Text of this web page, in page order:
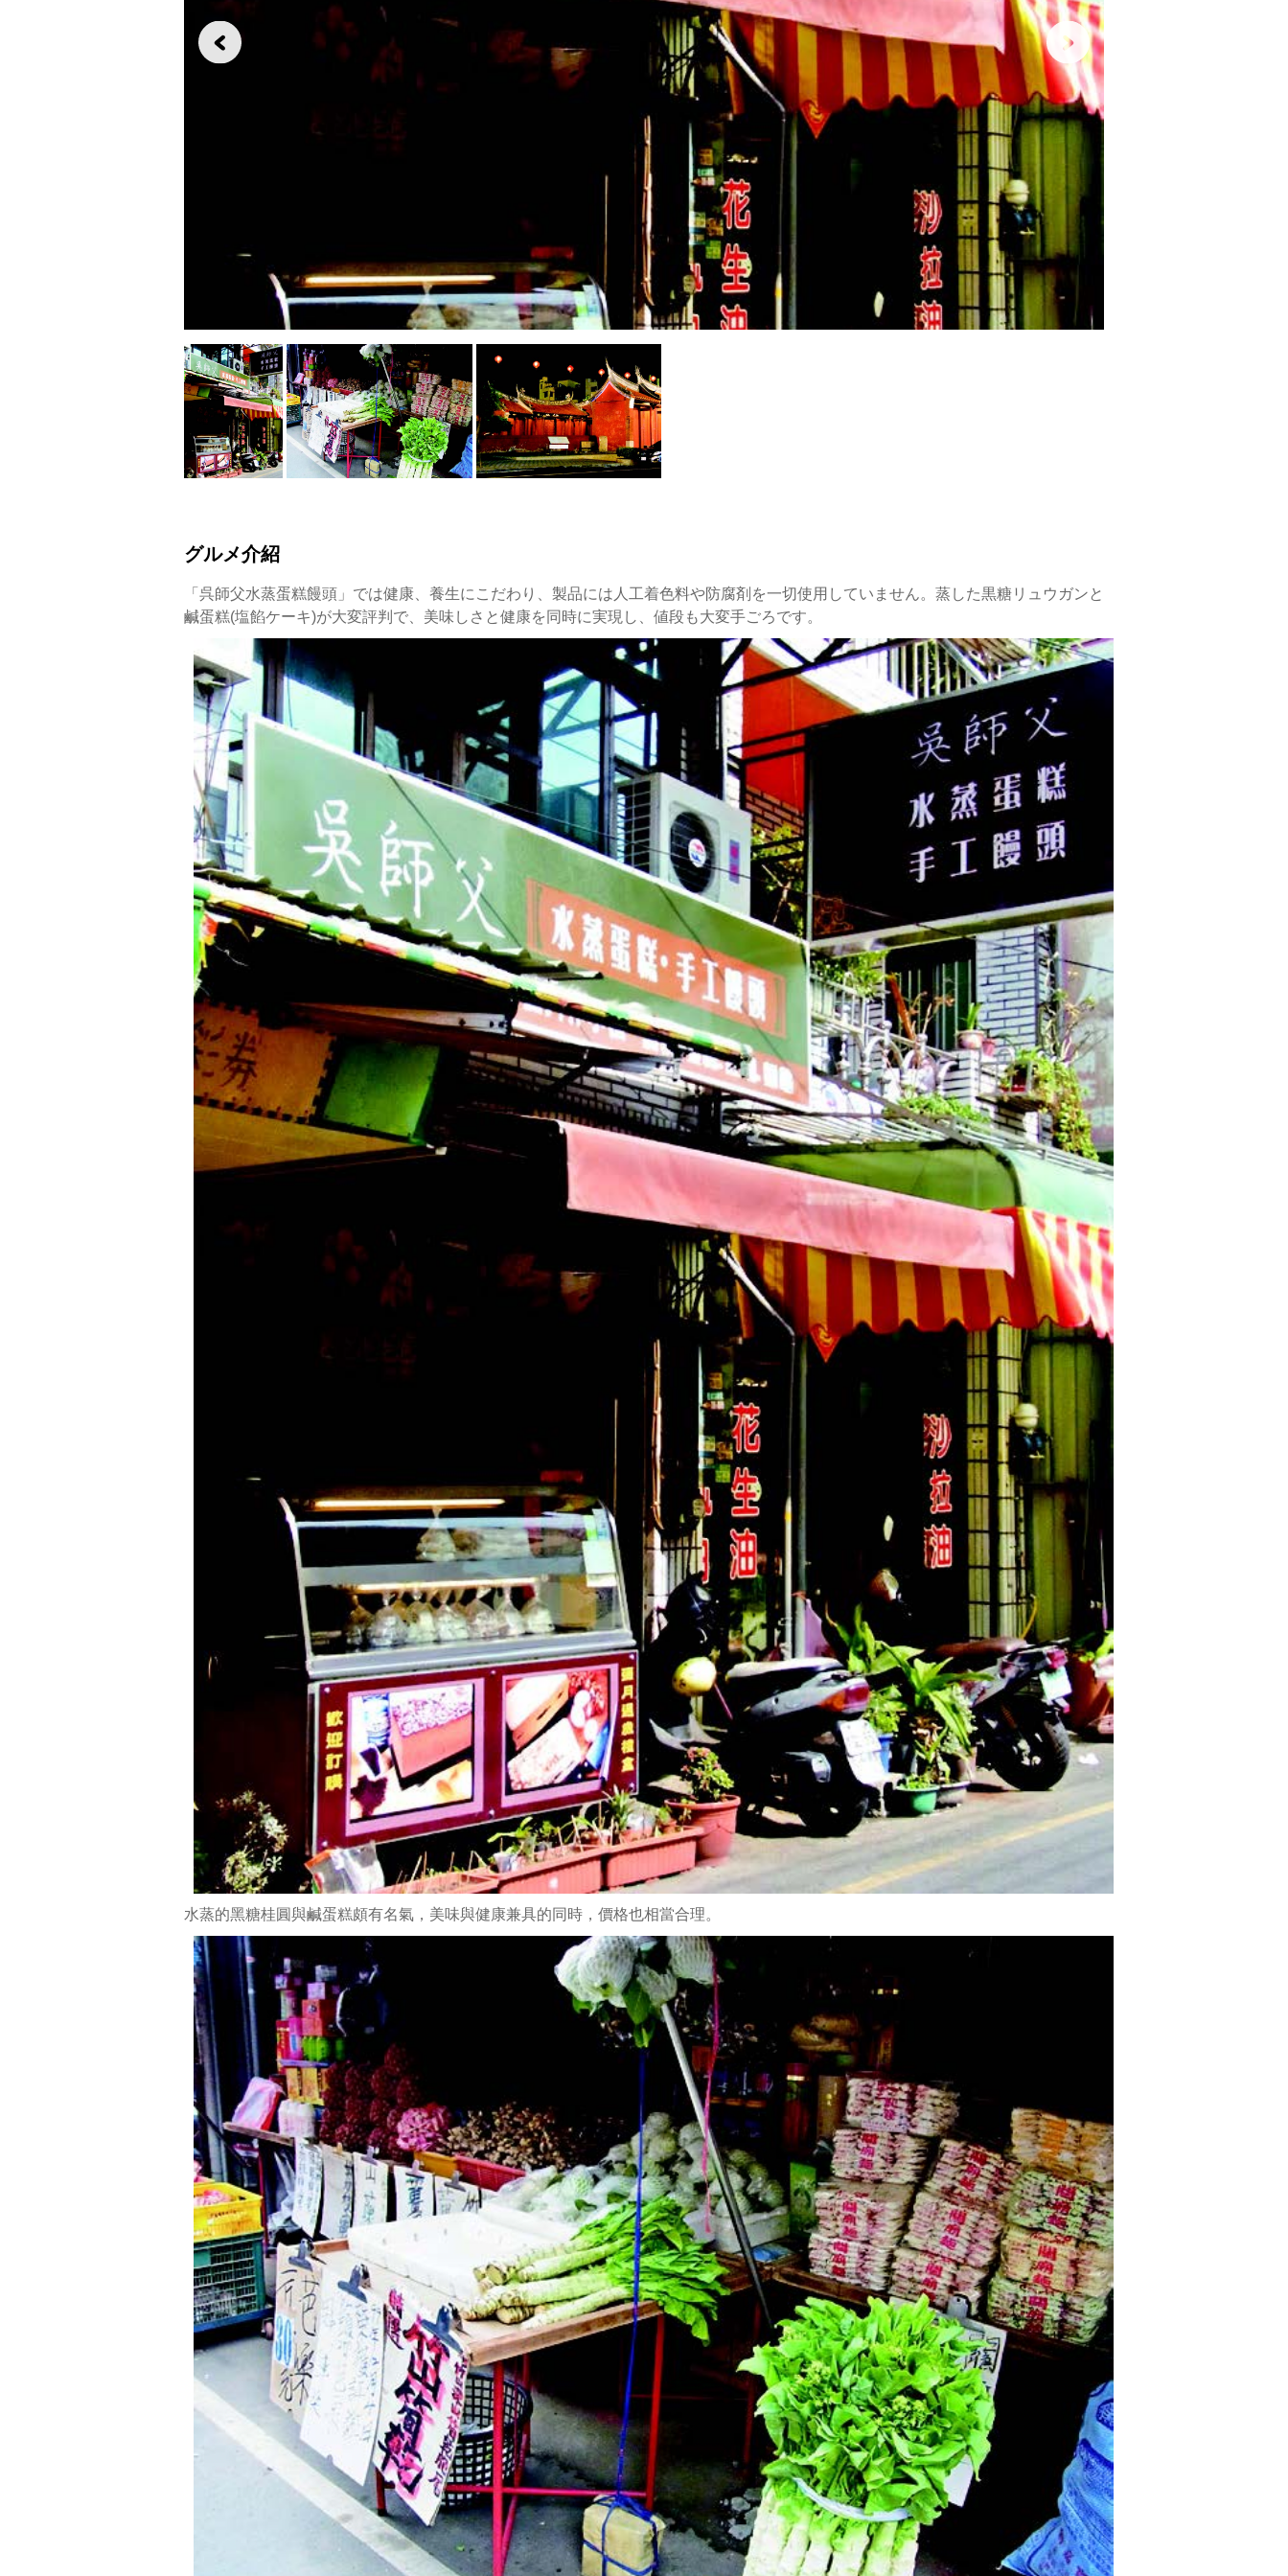
蒸
的
糖
桂
圓
蛋
頗
有
氣，
美
味
康
具
的
同
時，
價
格
也
相
當
合
理。
グルメ介紹
「呉師父水蒸蛋糕饅頭」では健康、養生にこだわり、製品には人工着色料や防腐剤を一切使用していません。蒸した黒糖リュウガンと
鹹蛋糕(塩餡ケーキ)が大変評判で、美味しさと健康を同時に実現し、値段も大変手ごろです。
水蒸的黑糖桂圓與鹹蛋糕頗有名氣，美味與健康兼具的同時，價格也相當合理。